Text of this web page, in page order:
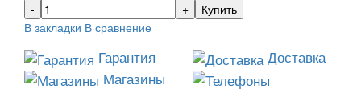
Купить
В закладки В сравнение
Гарантия
Доставка
Магазины